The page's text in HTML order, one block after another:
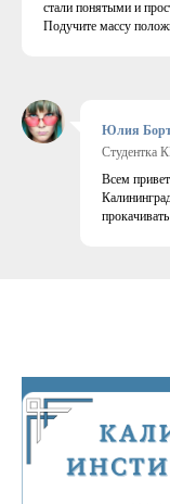
стали понятыми и
Подучите массу
Юлия
Студентка
Всем